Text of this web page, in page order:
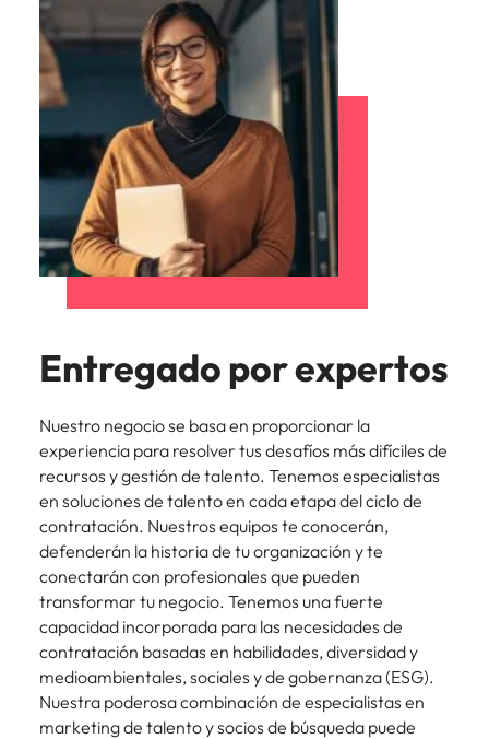
Entregado por expertos
Nuestro negocio se basa en proporcionar la
experiencia para resolver tus desafíos más difíciles de
recursos y gestión de talento. Tenemos especialistas
en soluciones de talento en cada etapa del ciclo de
contratación. Nuestros equipos te conocerán,
defenderán la historia de tu organización y te
conectarán con profesionales que pueden
transformar tu negocio. Tenemos una fuerte
capacidad incorporada para las necesidades de
contratación basadas en habilidades, diversidad y
medioambientales, sociales y de gobernanza (ESG).
Nuestra poderosa combinación de especialistas en
marketing de talento y socios de búsqueda puede